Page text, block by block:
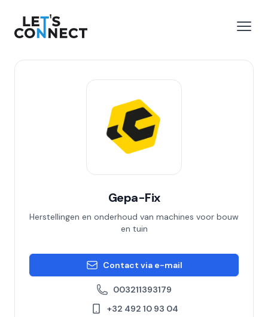
Let's Connect
Gepa-Fix
Herstellingen en onderhoud van machines voor bouw
en tuin
Contact via e-mail
003211393179
+32 492 10 93 04